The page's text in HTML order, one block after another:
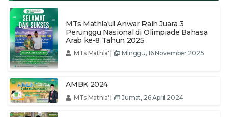
MTs Mathla'ul Anwar Raih Juara 3
Perunggu Nasional di Olimpiade Bahasa
Arab ke-8 Tahun 2025
MTs Mathla' Minggu, 16 November 2025
AMBK 2024
MTs Mathla' | Jumat, 26 April 2024